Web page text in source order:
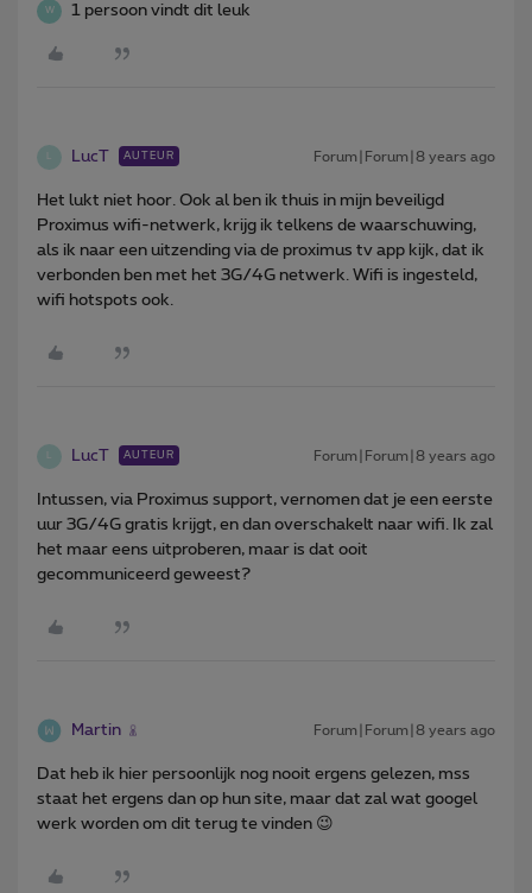
W 1 persoon vindt dit leuk
LucT AUTEUR Forum|Forum|8 years ago
Het lukt niet hoor. Ook al ben ik thuis in mijn beveiligd
Proximus wifi-netwerk, krijg ik telkens de waarschuwing,
als ik naar een uitzending via de proximus tv app kijk, dat ik
verbonden ben met het 3G/4G netwerk. Wifi is ingesteld,
wifi hotspots ook.
LucT AUTEUR Forum|Forum|8 years ago
Intussen, via Proximus support, vernomen dat je een eerste
uur 3G/4G gratis krijgt, en dan overschakelt naar wifi. Ik zal
het maar eens uitproberen, maar is dat ooit
gecommuniceerd geweest?
Martin Forum|Forum|8 years ago
Dat heb ik hier persoonlijk nog nooit ergens gelezen, mss
staat het ergens dan op hun site, maar dat zal wat googel
werk worden om dit terug te vinden 😉